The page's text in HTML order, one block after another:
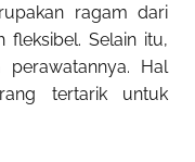
ragam dari
fleksibel. Selain itu,
Hal
tertarik untuk